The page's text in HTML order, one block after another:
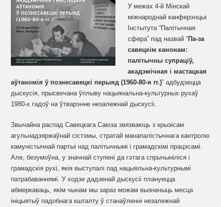
У межах 4-й Мінскай
міжнароднай канферэнцыі
Інстытута “Палітычная
сфера” пад назвай “Па-за
савецкім канонам:
палітычны супраціў,
акадэмічная і мастацкая
аўтаномія ў познесавецкі перыяд (1960-80-я гг.)” адбудзецца
дыскусія, прысвечана ўплыву нацыянальна-культурных рухаў
1980-х гадоў на ўтварэнне незалежнай дыскусіі.
Звычайна распад Савецкага Саюза звязваюць з крызісам
агульнадзяржаўнай сістэмы, стратай манапалістычнага кантролю
камуністычнай партыі над палітычнымі і грамадскімі працэсамі.
Але, безумоўна, у значнай ступені да гэтага спрычыніліся і
грамадскія рухі, якія выступалі пад нацыяльна-культурнымі
патрабаваннямі. У ходзе дадзенай дыскусіі плануецца
абмеркаваць, якім чынам мы зараз можам вызначыць месца
ініцыятыў падобнага кшталту ў станаўленні незалежнай